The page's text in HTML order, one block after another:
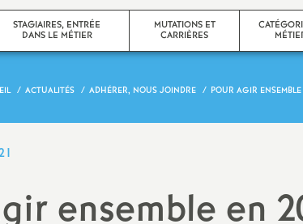
d
i
c
STAGIAIRES, ENTRÉE
DANS LE MÉTIER
MUTATIONS ET
CARRIÈRES
Evaluations promotions
Non Titulaires
ACTUALITÉS ADHÉRER, NOUS JOINDRE POUR AGIR
ensemble en